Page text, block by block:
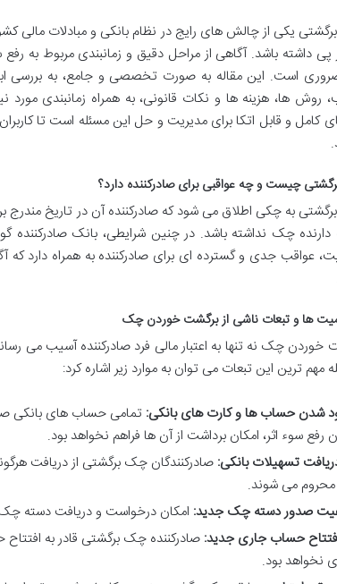
یکی از چالش های رایج در نظام بانکی و مبادلات مالی
داشته باشد. آگاهی از مراحل دقیق و زمانبندی مربوط به
است. این مقاله به صورت تخصصی و جامع، به بررسی
روش ها، هزینه ها و نکات قانونی، به همراه زمانبندی
کامل و قابل اتکا برای مدیریت و حل این مسئله است تا
چیست و چه عواقبی برای صادرکننده دارد؟
به چکی اطلاق می شود که صادرکننده آن در تاریخ
دارنده چک نداشته باشد. در چنین شرایطی، بانک
عواقب جدی و گسترده ای برای صادرکننده به همراه دارد که
ها و تبعات ناشی از برگشت خوردن چک
خوردن چک نه تنها به اعتبار مالی فرد صادرکننده آسیب می
مهم ترین این تبعات می توان به موارد زیر اشاره کرد:
شدن حساب ها و کارت های بانکی: تمامی حساب های بانکی
رفع سوء اثر، امکان برداشت از آن ها فراهم نخواهد بود.
تسهیلات بانکی: صادرکنندگان چک برگشتی از دریافت
محروم می شوند.
صدور دسته چک جدید: امکان درخواست و دریافت دسته چک
حساب جاری جدید: صادرکننده چک برگشتی قادر به
نخواهد بود.